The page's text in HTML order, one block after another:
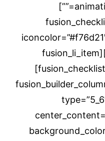
animation_speed=”0.1″ class=”” id=””]
size=”large” class=”” id=””][fusion_li_item
icon=””] [/fusion_li_item][/fusion_checklist]
[/